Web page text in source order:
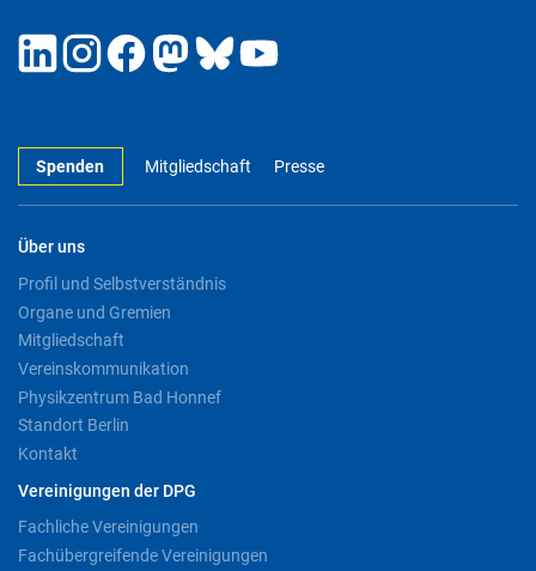
Spenden Mitgliedschaft Presse
Über uns
Profil und Selbstverständnis
Organe und Gremien
Mitgliedschaft
Vereinskommunikation
Physikzentrum Bad Honnef
Standort Berlin
Kontakt
Vereinigungen der DPG
Fachliche Vereinigungen
Fachübergreifende Vereinigungen